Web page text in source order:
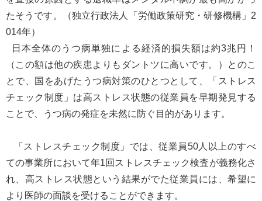
たそうです。（独立行政法人「労働政策研究・研修機構」2
014年）
日本全体のうつ病単独による経済的損失額は約3兆円！
（この額は他の疾患よりもダントツに高いです。）とのこ
とで、国をあげたうつ病対策のひとつとして、「ストレス
チェック制度」は高ストレス状態の従業員を早期発見する
ことで、うつ病の発症を未然に防ぐ目的があります。
「ストレスチェック制度」では、従業員50人以上のすべ
ての事業所において年1回ストレスチェック検査が義務化さ
れ、高ストレス状態という結果がでた従業員には、希望に
より医師の面談を受けることができます。